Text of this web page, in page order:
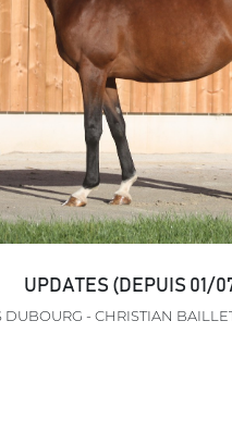
UPDATES (DEPUIS 01/
- CHRISTIAN